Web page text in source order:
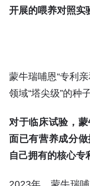
开展的喂养对照实
蒙牛瑞哺恩“专利
领域“塔尖级”的种
对于临床试验，
面已有营养成分
自己拥有的核心专